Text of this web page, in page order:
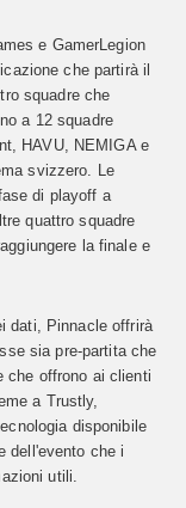
e GamerLegion
che partirà il
squadre che
a 12 squadre
HAVU, NEMIGA e
svizzero. Le
di playoff a
quattro squadre
la finale e
dati, Pinnacle offrirà
sia pre-partita che
che offrono ai clienti
a Trustly,
disponibile
dell'evento che i
utili.